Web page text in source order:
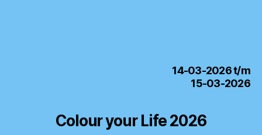
14-03-2026 t/m
15-03-2026
Colour your Life 2026